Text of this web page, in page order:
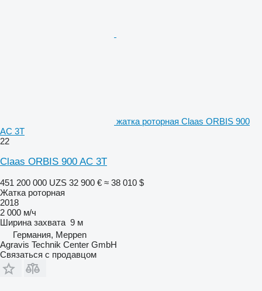
жатка роторная Claas ORBIS 900
AC 3T
22
Claas ORBIS 900 AC 3T
451 200 000 UZS 32 900 € ≈ 38 010 $
Жатка роторная
2018
2 000 м/ч
Ширина захвата 9 м
Германия, Meppen
Agravis Technik Center GmbH
Связаться с продавцом